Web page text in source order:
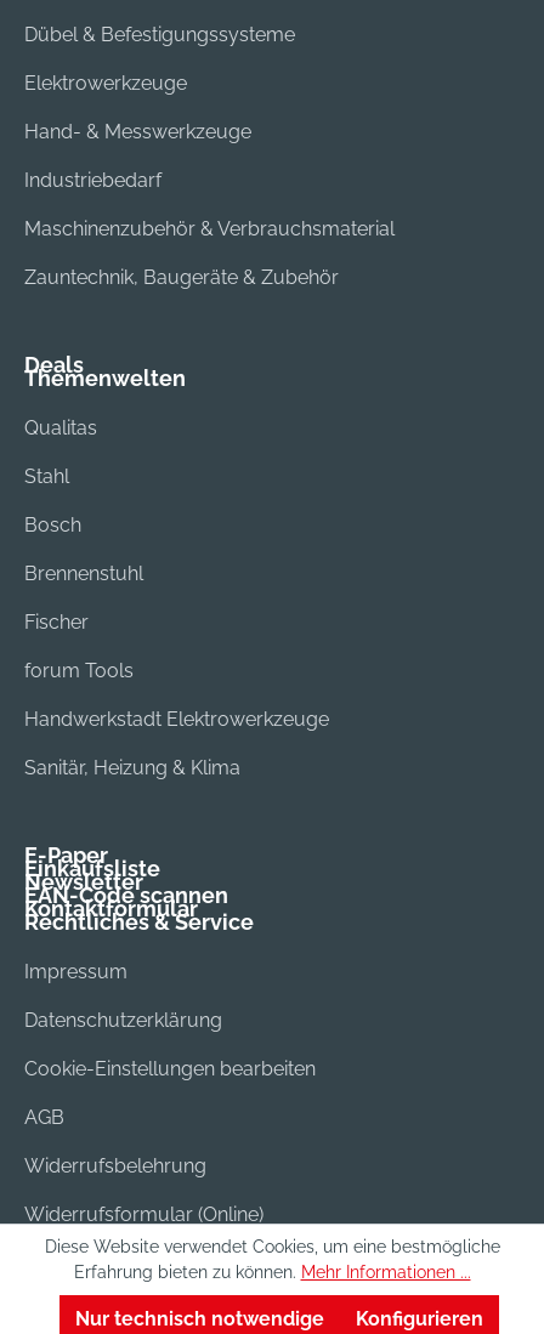
Dübel & Befestigungssysteme
Elektrowerkzeuge
Hand- & Messwerkzeuge
Industriebedarf
Maschinenzubehör & Verbrauchsmaterial
Zauntechnik, Baugeräte & Zubehör
Deals
Themenwelten
Qualitas
Stahl
Bosch
Brennenstuhl
Fischer
forum Tools
Handwerkstadt Elektrowerkzeuge
Sanitär, Heizung & Klima
E-Paper
Einkaufsliste
Newsletter
EAN-Code scannen
Kontaktformular
Rechtliches & Service
Impressum
Datenschutzerklärung
Cookie-Einstellungen bearbeiten
AGB
Widerrufsbelehrung
Widerrufsformular (Online)
Versand & Bezahlung
Batterieentsorgung
Diese Website verwendet Cookies, um eine bestmögliche
Erfahrung bieten zu können. Mehr Informationen ...
Nur technisch notwendige Konfigurieren